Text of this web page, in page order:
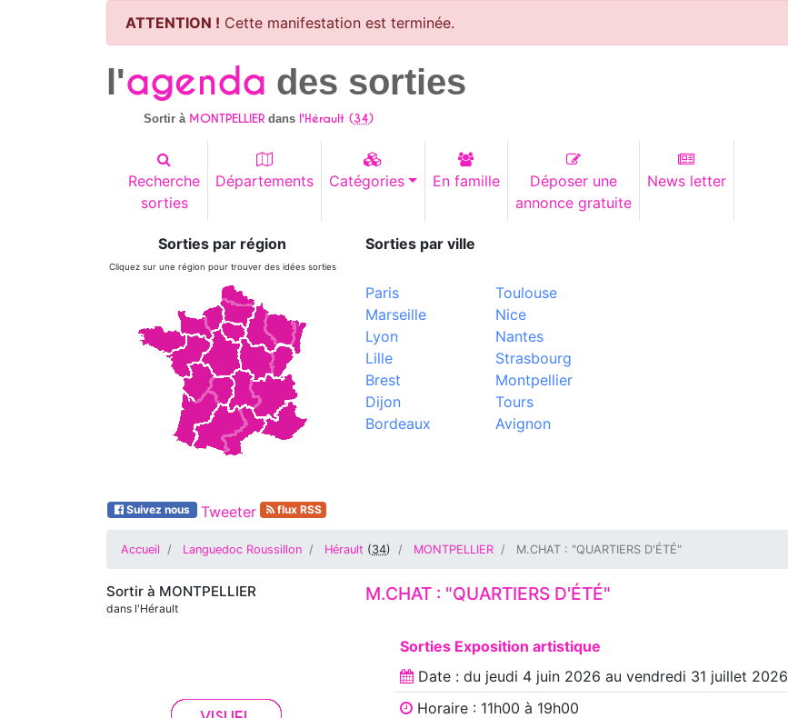
ATTENTION ! Cette manifestation est terminée.
l'agenda des sorties
Sortir à MONTPELLIER dans l'Hérault (34)
Recherche
sorties
Départements Catégories En famille
Déposer une
annonce gratuite
News letter
Sorties par région
Cliquez sur une région pour trouver des idées sorties
Sorties par ville
Paris
Marseille
Lyon
Lille
Brest
Dijon
Bordeaux
Toulouse
Nice
Nantes
Strasbourg
Montpellier
Tours
Avignon
Suivez nous Tweeter flux RSS
Accueil Languedoc Roussillon Hérault (34) MONTPELLIER M.CHAT : "QUARTIERS D'ÉTÉ"
Sortir à MONTPELLIER
dans l'Hérault
M.CHAT : "QUARTIERS D'ÉTÉ"
Sorties Exposition artistique
Date : du jeudi 4 juin 2026 au vendredi 31 juillet 2026
Horaire : 11h00 à 19h00